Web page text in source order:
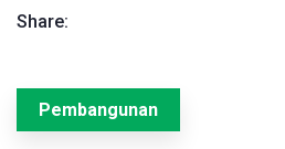
Share:
Pembangunan